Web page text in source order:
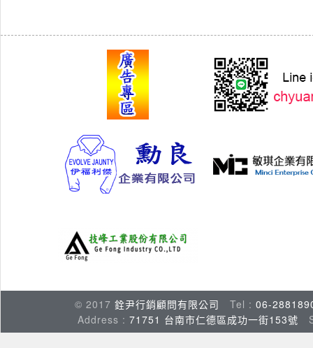
© 2017 銓尹行銷顧問有限公司 Tel : 06-
Address : 71751 台南市仁德區成功一街153號